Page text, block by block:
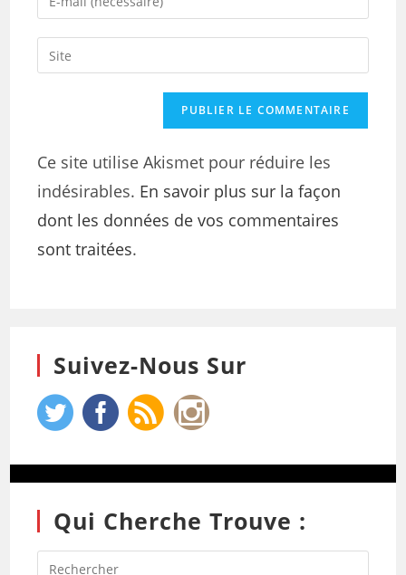
Ce site utilise Akismet pour réduire les
indésirables. En savoir plus sur la façon
dont les données de vos commentaires
sont traitées.
Suivez-Nous Sur
Qui Cherche Trouve :